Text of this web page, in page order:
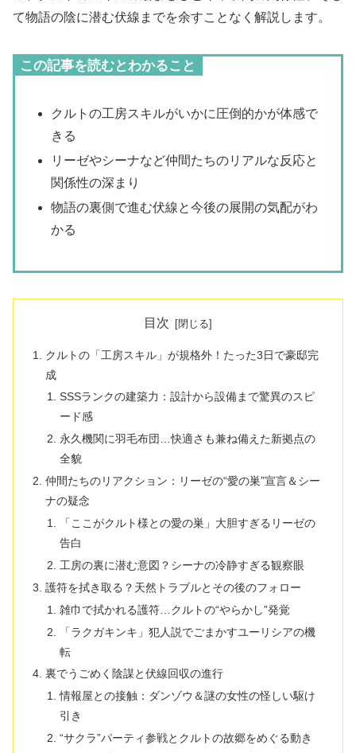
て物語の陰に潜む伏線までを余すことなく解説します。
この記事を読むとわかること
クルトの工房スキルがいかに圧倒的かが体感で
きる
リーゼやシーナなど仲間たちのリアルな反応と
関係性の深まり
物語の裏側で進む伏線と今後の展開の気配がわ
かる
目次
クルトの「工房スキル」が規格外！たった3日で豪邸完
成
SSSランクの建築力：設計から設備まで驚異のスピ
ード感
永久機関に羽毛布団…快適さも兼ね備えた新拠点の
全貌
仲間たちのリアクション：リーゼの“愛の巣”宣言＆シー
ナの疑念
「ここがクルト様との愛の巣」大胆すぎるリーゼの
告白
工房の裏に潜む意図？シーナの冷静すぎる観察眼
護符を拭き取る？天然トラブルとその後のフォロー
雑巾で拭かれる護符…クルトの“やらかし”発覚
「ラクガキンキ」犯人説でごまかすユーリシアの機
転
裏でうごめく陰謀と伏線回収の進行
情報屋との接触：ダンゾウ＆謎の女性の怪しい駆け
引き
“サクラ”パーティ参戦とクルトの故郷をめぐる動き